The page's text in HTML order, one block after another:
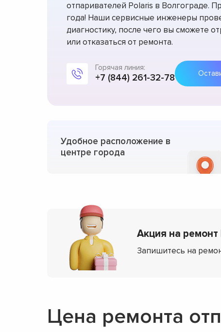
отпаривателей Polaris в Волгограде.
года! Наши сервисные инженеры
диагностику, после чего вы сможете
или отказаться от ремонта.
Горячая линия:
+7 (844) 261-32-78
Удобное расположение в
центре города
Акция на ремонт
Запишитесь на
Цена ремонта